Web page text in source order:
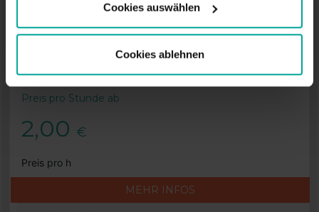
Cookies auswählen
Cookies ablehnen
Saba Parkhaus Lio, Berlin
Preis pro Stunde ab
2,00 €
Preis pro h
MEHR INFOS